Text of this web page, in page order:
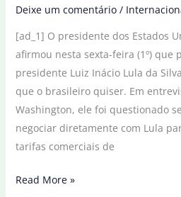
Deixe um comentário /
[ad_1] O presidente dos Estados
afirmou nesta sexta-feira (1º) que
presidente Luiz Inácio Lula da
que o brasileiro quiser. Em
Washington, ele foi questionado
negociar diretamente com Lula
tarifas comerciais de
Trump
Read More »